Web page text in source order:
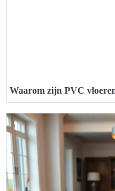
Waarom zijn PVC